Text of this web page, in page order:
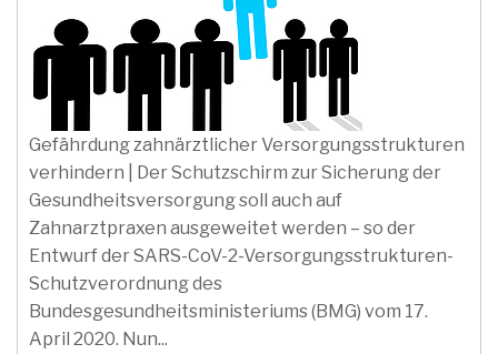
Gefährdung zahnärztlicher Versorgungsstrukturen
verhindern | Der Schutzschirm zur Sicherung der
Gesundheitsversorgung soll auch auf
Zahnarztpraxen ausgeweitet werden – so der
Entwurf der SARS-CoV-2-Versorgungsstrukturen-
Schutzverordnung des
Bundesgesundheitsministeriums (BMG) vom 17.
April 2020. Nun...